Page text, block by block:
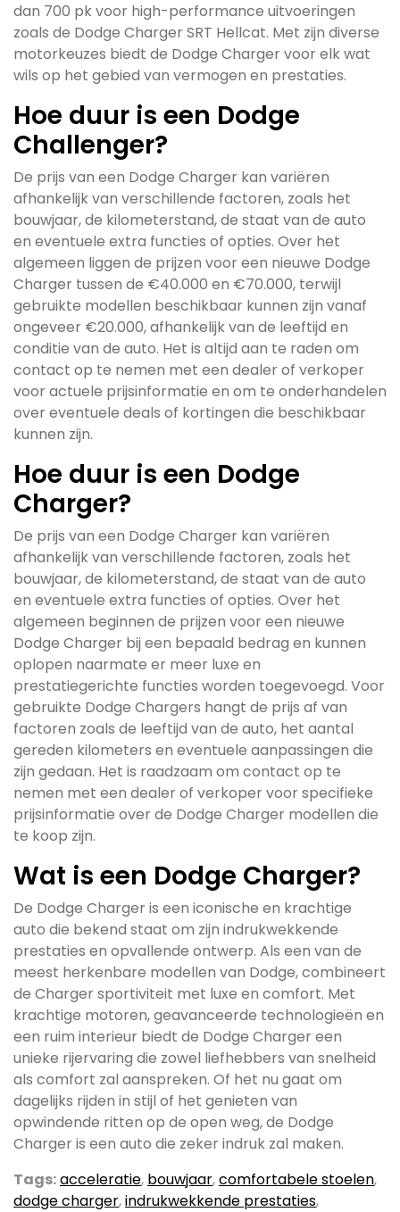
dan 700 pk voor high-performance uitvoeringen
zoals de Dodge Charger SRT Hellcat. Met zijn diverse
motorkeuzes biedt de Dodge Charger voor elk wat
wils op het gebied van vermogen en prestaties.
Hoe duur is een Dodge
Challenger?
De prijs van een Dodge Charger kan variëren
afhankelijk van verschillende factoren, zoals het
bouwjaar, de kilometerstand, de staat van de auto
en eventuele extra functies of opties. Over het
algemeen liggen de prijzen voor een nieuwe Dodge
Charger tussen de €40.000 en €70.000, terwijl
gebruikte modellen beschikbaar kunnen zijn vanaf
ongeveer €20.000, afhankelijk van de leeftijd en
conditie van de auto. Het is altijd aan te raden om
contact op te nemen met een dealer of verkoper
voor actuele prijsinformatie en om te onderhandelen
over eventuele deals of kortingen die beschikbaar
kunnen zijn.
Hoe duur is een Dodge
Charger?
De prijs van een Dodge Charger kan variëren
afhankelijk van verschillende factoren, zoals het
bouwjaar, de kilometerstand, de staat van de auto
en eventuele extra functies of opties. Over het
algemeen beginnen de prijzen voor een nieuwe
Dodge Charger bij een bepaald bedrag en kunnen
oplopen naarmate er meer luxe en
prestatiegerichte functies worden toegevoegd. Voor
gebruikte Dodge Chargers hangt de prijs af van
factoren zoals de leeftijd van de auto, het aantal
gereden kilometers en eventuele aanpassingen die
zijn gedaan. Het is raadzaam om contact op te
nemen met een dealer of verkoper voor specifieke
prijsinformatie over de Dodge Charger modellen die
te koop zijn.
Wat is een Dodge Charger?
De Dodge Charger is een iconische en krachtige
auto die bekend staat om zijn indrukwekkende
prestaties en opvallende ontwerp. Als een van de
meest herkenbare modellen van Dodge, combineert
de Charger sportiviteit met luxe en comfort. Met
krachtige motoren, geavanceerde technologieën en
een ruim interieur biedt de Dodge Charger een
unieke rijervaring die zowel liefhebbers van snelheid
als comfort zal aanspreken. Of het nu gaat om
dagelijks rijden in stijl of het genieten van
opwindende ritten op de open weg, de Dodge
Charger is een auto die zeker indruk zal maken.
Tags:acceleratie, bouwjaar,comfortabele stoelen,
dodge charger,indrukwekkende prestaties,